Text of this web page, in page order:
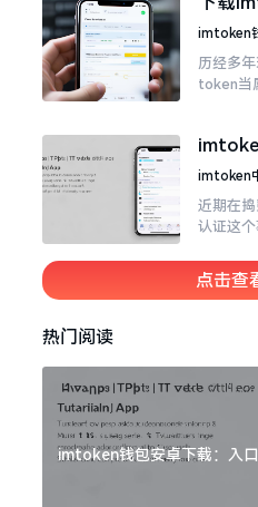
议
用户
imtoken
历经多
token当
imtoken
近期在
认证这个
一番,也
说的都
点击查
热门阅读
imtoken钱包安卓下载：入